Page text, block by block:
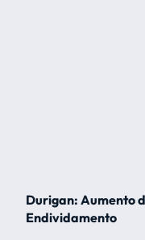
Durigan: Aumento
Endividamento